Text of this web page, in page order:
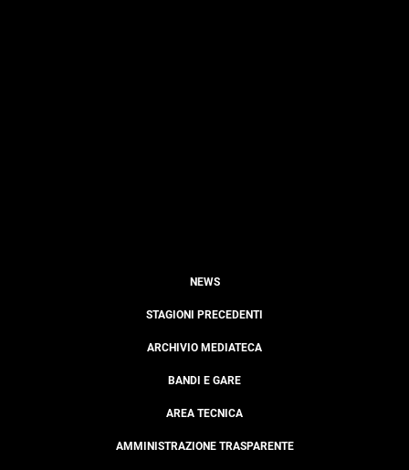
NEWS
STAGIONI PRECEDENTI
ARCHIVIO MEDIATECA
BANDI E GARE
AREA TECNICA
AMMINISTRAZIONE TRASPARENTE